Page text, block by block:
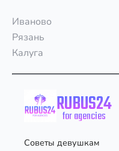
Иваново
Рязань
Калуга
RUBUS24
for agencies
Советы девушкам